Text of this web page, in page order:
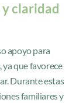
claridad
apoyo para
, ya que favorece
Durante estas
familiares y